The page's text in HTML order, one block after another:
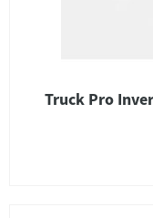
Truck Pro